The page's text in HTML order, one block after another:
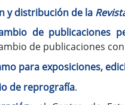
y distribución de la
de publicaciones
de publicaciones
para exposiciones,
de reprografía.